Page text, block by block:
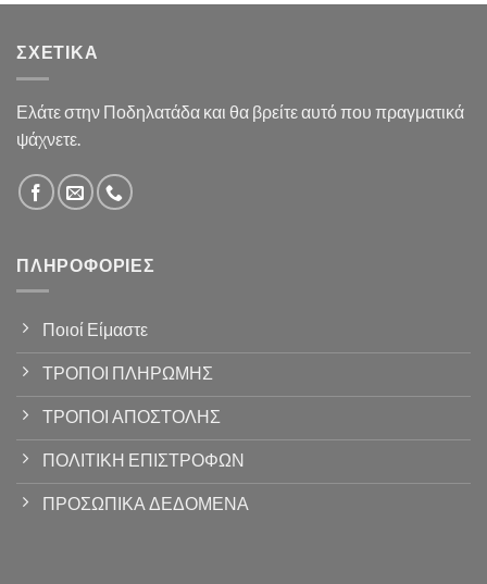
ΣΧΕΤΙΚΆ
Ελάτε στην Ποδηλατάδα και θα βρείτε αυτό που πραγματικά
ψάχνετε.
ΠΛΗΡΟΦΟΡΊΕΣ
Ποιοί Είμαστε
ΤΡΟΠΟΙ ΠΛΗΡΩΜΗΣ
ΤΡΟΠΟΙ ΑΠΟΣΤΟΛΗΣ
ΠΟΛΙΤΙΚΗ ΕΠΙΣΤΡΟΦΩΝ
ΠΡΟΣΩΠΙΚΑ ΔΕΔΟΜΕΝΑ